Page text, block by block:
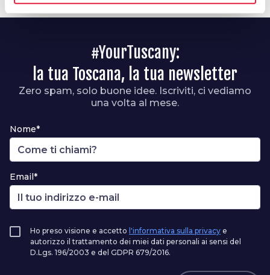
#YourTuscany:
la tua Toscana, la tua newsletter
Zero spam, solo buone idee. Iscriviti, ci vediamo
una volta al mese.
Nome*
Email*
Ho preso visione e accetto l'informativa sulla privacy e
autorizzo il trattamento dei miei dati personali ai sensi del
D.Lgs. 196/2003 e del GDPR 679/2016.